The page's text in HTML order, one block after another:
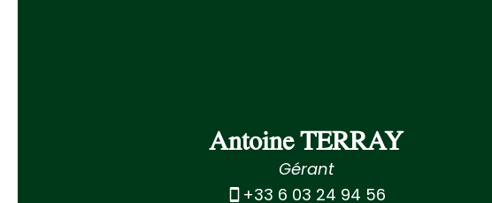
Antoine TERRAY
Gérant
+33 6 03 24 94 56